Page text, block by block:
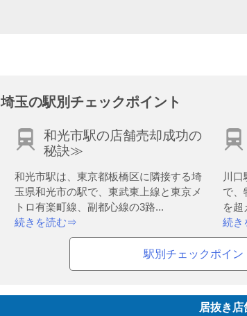
埼玉の駅別チェックポイント
和光市駅の店舗売却成功の
秘訣≫
和光市駅は、東京都板橋区に隣接する埼
玉県和光市の駅で、東武東上線と東京メ
トロ有楽町線、副都心線の3路...
続きを読む⇒
川
で、
を超
続
駅別チェックポイン
居抜き店